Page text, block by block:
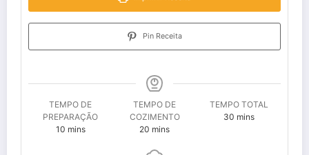
Pin Receita
TEMPO DE
PREPARAÇÃO
10minutes
mins
TEMPO DE
COZIMENTO
20 minutes
mins
TEMPO TOTAL
30minutes
mins